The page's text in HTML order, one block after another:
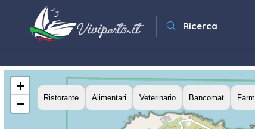
Ricerca
Ristorante Alimentari Veterinario Bancomat
+
−